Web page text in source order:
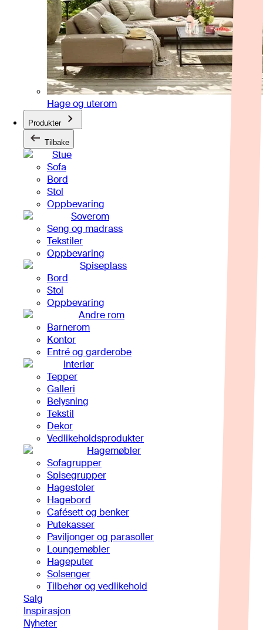
Hage og uterom
Produkter
Tilbake
Stue
Sofa
Bord
Stol
Oppbevaring
Soverom
Seng og madrass
Tekstiler
Oppbevaring
Spiseplass
Bord
Stol
Oppbevaring
Andre rom
Barnerom
Kontor
Entré og garderobe
Interiør
Tepper
Galleri
Belysning
Tekstil
Dekor
Vedlikeholdsprodukter
Hagemøbler
Sofagrupper
Spisegrupper
Hagestoler
Hagebord
Cafésett og benker
Putekasser
Paviljonger og parasoller
Loungemøbler
Hageputer
Solsenger
Tilbehør og vedlikehold
Salg
Inspirasjon
Nyheter